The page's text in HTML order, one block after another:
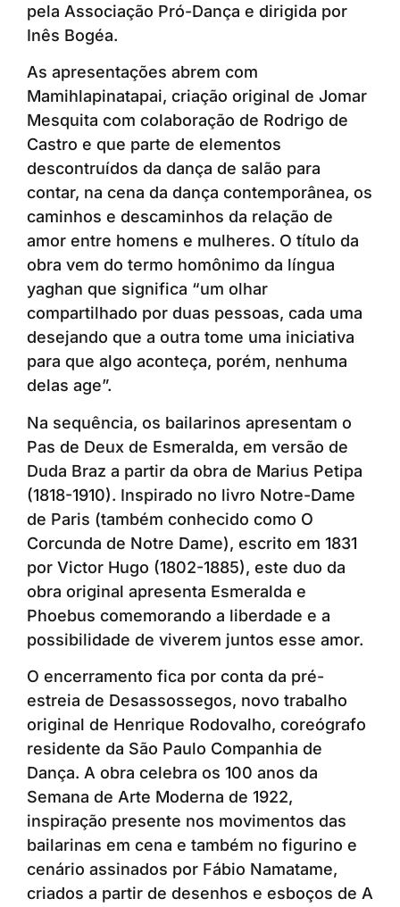
pela Associação Pró-Dança e dirigida por
Inês Bogéa.
As apresentações abrem com
Mamihlapinatapai, criação original de Jomar
Mesquita com colaboração de Rodrigo de
Castro e que parte de elementos
descontruídos da dança de salão para
contar, na cena da dança contemporânea, os
caminhos e descaminhos da relação de
amor entre homens e mulheres. O título da
obra vem do termo homônimo da língua
yaghan que significa “um olhar
compartilhado por duas pessoas, cada uma
desejando que a outra tome uma iniciativa
para que algo aconteça, porém, nenhuma
delas age”.
Na sequência, os bailarinos apresentam o
Pas de Deux de Esmeralda, em versão de
Duda Braz a partir da obra de Marius Petipa
(1818-1910). Inspirado no livro Notre-Dame
de Paris (também conhecido como O
Corcunda de Notre Dame), escrito em 1831
por Victor Hugo (1802-1885), este duo da
obra original apresenta Esmeralda e
Phoebus comemorando a liberdade e a
possibilidade de viverem juntos esse amor.
O encerramento fica por conta da pré-
estreia de Desassossegos, novo trabalho
original de Henrique Rodovalho, coreógrafo
residente da São Paulo Companhia de
Dança. A obra celebra os 100 anos da
Semana de Arte Moderna de 1922,
inspiração presente nos movimentos das
bailarinas em cena e também no figurino e
cenário assinados por Fábio Namatame,
criados a partir de desenhos e esboços de A